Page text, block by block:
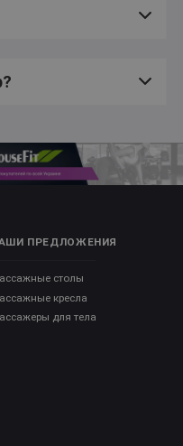
ПРЕДЛОЖЕНИЯ
столы
кресла
для тела